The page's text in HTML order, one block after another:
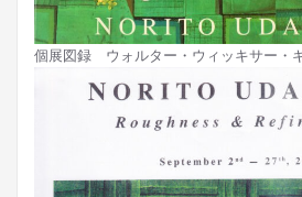
個展図録 ウォルター・ウィッキサー・